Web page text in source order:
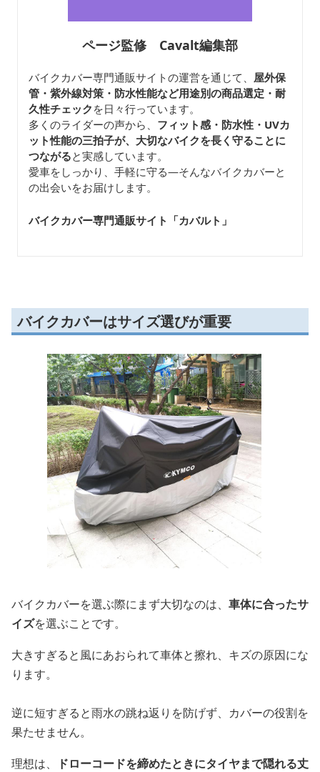
ページ監修 Cavalt編集部
バイクカバー専門通販サイトの運営を通じて、 屋外保
管・紫外線対策・防水性能など用途別の商品選定・耐
久性チェック を日々行っています。
多くのライダーの声から、 フィット感・防水性・UVカ
ット性能の三拍子が、大切なバイクを長く守ることに
つながると実感しています。
愛車をしっかり、手軽に守る—そんなバイクカバーと
の出会いをお届けします。
バイクカバー専門通販サイト「カバルト 」
バイクカバーはサイズ選びが重要
バイクカバーを選ぶ際にまず大切なのは、 車体に合ったサ
イズを選ぶことです。
大きすぎると風にあおられて車体と擦れ、キズの原因にな
ります。
逆に短すぎると雨水の跳ね返りを防げず、カバーの役割を
果たせません。
理想は、
ドローコードを締めたときにタイヤまで隠れる丈